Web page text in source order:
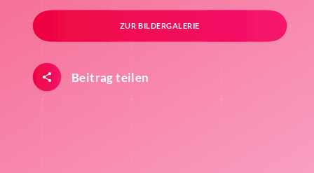
ZUR BILDERGALERIE
Beitrag teilen